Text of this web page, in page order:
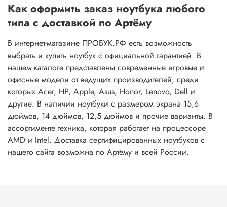
Как оформить заказ ноутбука любого
типа с доставкой по Артёму
В интернет-магазине ПРОБУК.РФ есть возможность
выбрать и купить ноутбук с официальной гарантией. В
нашем каталоге представлены современные игровые и
офисные модели от ведущих производителей, среди
которых Acer, HP, Apple, Asus, Honor, Lenovo, Dell и
другие. В наличии ноутбуки с размером экрана 15,6
дюймов, 14 дюймов, 12,5 дюймов и прочие варианты. В
ассортименте техника, которая работает на процессоре
AMD и Intel. Доставка сертифицированных ноутбуков с
нашего сайта возможна по Артёму и всей России.